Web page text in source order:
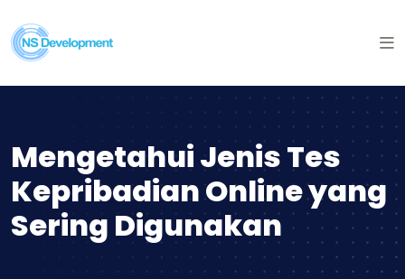
Mengetahui Jenis Tes
Kepribadian Online yang
Sering Digunakan